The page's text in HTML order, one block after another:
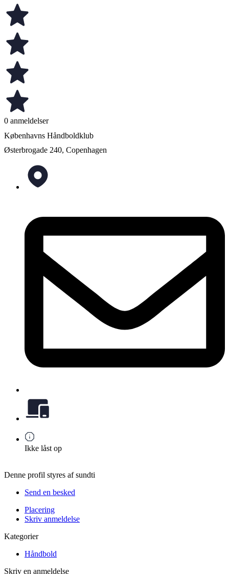
0 anmeldelser
Københavns Håndboldklub
Østerbrogade 240, Copenhagen
Ikke låst op
Denne profil styres af sundti
Send en besked
Placering
Skriv anmeldelse
Kategorier
Håndbold
Skriv en anmeldelse